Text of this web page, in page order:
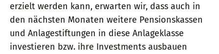
erzielt werden kann, erwarten wir, dass auch in
den nächsten Monaten weitere Pensionskassen
und Anlagestiftungen in diese Anlageklasse
investieren bzw. ihre Investments ausbauen